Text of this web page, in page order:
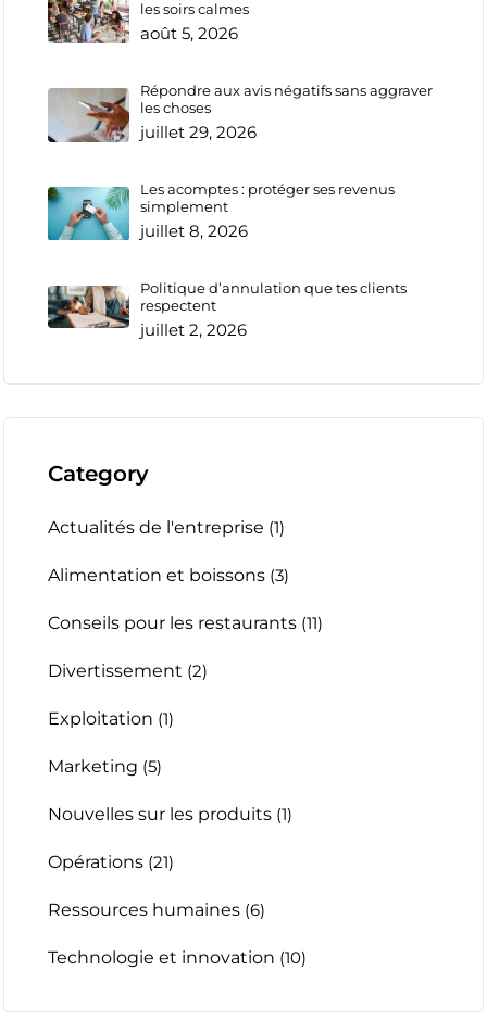
les soirs calmes
août 5, 2026
Répondre aux avis négatifs sans aggraver
les choses
juillet 29, 2026
Les acomptes : protéger ses revenus
simplement
juillet 8, 2026
Politique d’annulation que tes clients
respectent
juillet 2, 2026
Category
Actualités de l'entreprise (1)
Alimentation et boissons (3)
Conseils pour les restaurants (11)
Divertissement (2)
Exploitation (1)
Marketing (5)
Nouvelles sur les produits (1)
Opérations (21)
Ressources humaines (6)
Technologie et innovation (10)